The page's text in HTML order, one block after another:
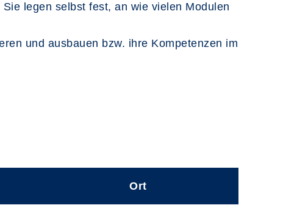
legen selbst fest, an wie vielen Modulen
und ausbauen bzw. ihre Kompetenzen im
Ort